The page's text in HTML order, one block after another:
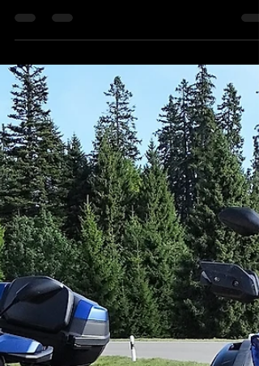
Bonne route Daniel !
Nous savons tous que la vie n’est pas éternelle,
toujours une véritable blessure....